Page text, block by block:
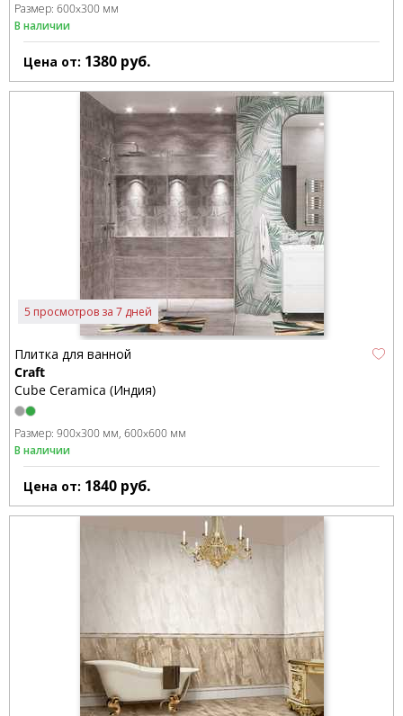
Размер: 600x300 мм
В наличии
Цена от: 1380 руб.
5 просмотров за 7 дней
Плитка для ванной
Craft
Cube Ceramica (Индия)
Размер: 900x300 мм 600x600 мм
В наличии
Цена от: 1840 руб.